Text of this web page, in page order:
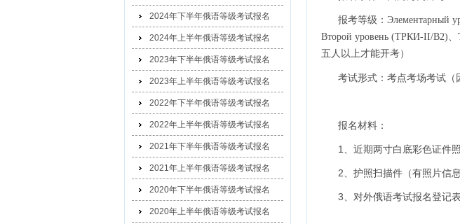
2024年下半年俄语等级考试报名
2024年上半年俄语等级考试报名
2023年下半年俄语等级考试报名
2023年上半年俄语等级考试报名
2022年下半年俄语等级考试报名
2022年上半年俄语等级考试报名
2021年下半年俄语等级考试报名
2021年上半年俄语等级考试报名
2020年下半年俄语等级考试报名
2020年上半年俄语等级考试报名
报考等级： Элементарный
Второй уровень (ТРКИ-II/B2)
五人以上才能开考）
考试形式：考点考场考试（
报名材料：
1、近期两寸白底彩色证件
2、护照扫描件（有照片信
3、对外俄语考试报名登记